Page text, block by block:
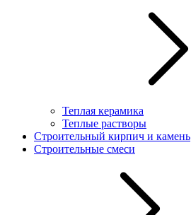
Теплая керамика
Теплые растворы
Строительный кирпич и камень
Строительные смеси